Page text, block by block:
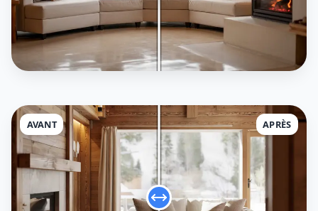
AVANT APRÈS